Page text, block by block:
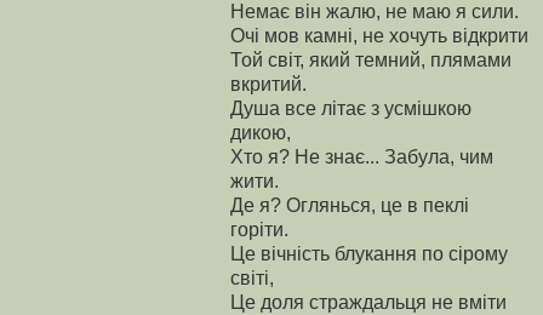
Немає він жалю, не маю я сили.
Очі мов камні, не хочуть відкрити
Той світ, який темний, плямами
вкритий.
Душа все літає з усмішкою
дикою,
Хто я? Не знає... Забула, чим
жити.
Де я? Оглянься, це в пеклі
горіти.
Це вічність блукання по сірому
світі,
Це доля страждальця не вміти